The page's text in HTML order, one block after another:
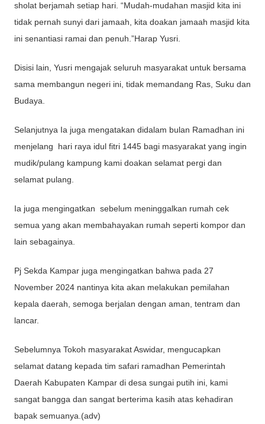
sholat berjamah setiap hari. “Mudah-mudahan masjid kita ini
tidak pernah sunyi dari jamaah, kita doakan jamaah masjid kita
ini senantiasi ramai dan penuh.”Harap Yusri.
Disisi lain, Yusri mengajak seluruh masyarakat untuk bersama
sama membangun negeri ini, tidak memandang Ras, Suku dan
Budaya.
Selanjutnya Ia juga mengatakan didalam bulan Ramadhan ini
menjelang hari raya idul fitri 1445 bagi masyarakat yang ingin
mudik/pulang kampung kami doakan selamat pergi dan
selamat pulang.
Ia juga mengingatkan sebelum meninggalkan rumah cek
semua yang akan membahayakan rumah seperti kompor dan
lain sebagainya.
Pj Sekda Kampar juga mengingatkan bahwa pada 27
November 2024 nantinya kita akan melakukan pemilahan
kepala daerah, semoga berjalan dengan aman, tentram dan
lancar.
Sebelumnya Tokoh masyarakat Aswidar, mengucapkan
selamat datang kepada tim safari ramadhan Pemerintah
Daerah Kabupaten Kampar di desa sungai putih ini, kami
sangat bangga dan sangat berterima kasih atas kehadiran
bapak semuanya.(adv)